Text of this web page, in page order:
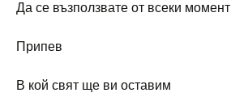
Да се възползвате от всеки момент
Припев
В кой свят ще ви оставим